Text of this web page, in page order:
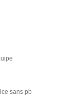
sans pb